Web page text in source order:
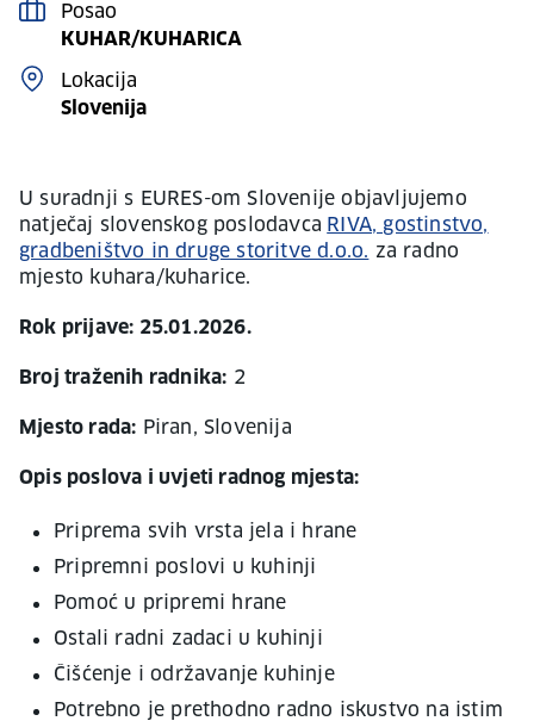
Posao
KUHAR/KUHARICA
Lokacija
Slovenija
U suradnji s EURES-om Slovenije objavljujemo
natječaj slovenskog poslodavca RIVA, gostinstvo,
gradbeništvo in druge storitve d.o.o. za radno
mjesto kuhara/kuharice.
Rok prijave: 25.01.2026.
Broj traženih radnika: 2
Mjesto rada: Piran, Slovenija
Opis poslova i uvjeti radnog mjesta:
Priprema svih vrsta jela i hrane
Pripremni poslovi u kuhinji
Pomoć u pripremi hrane
Ostali radni zadaci u kuhinji
Čišćenje i održavanje kuhinje
Potrebno je prethodno radno iskustvo na istim